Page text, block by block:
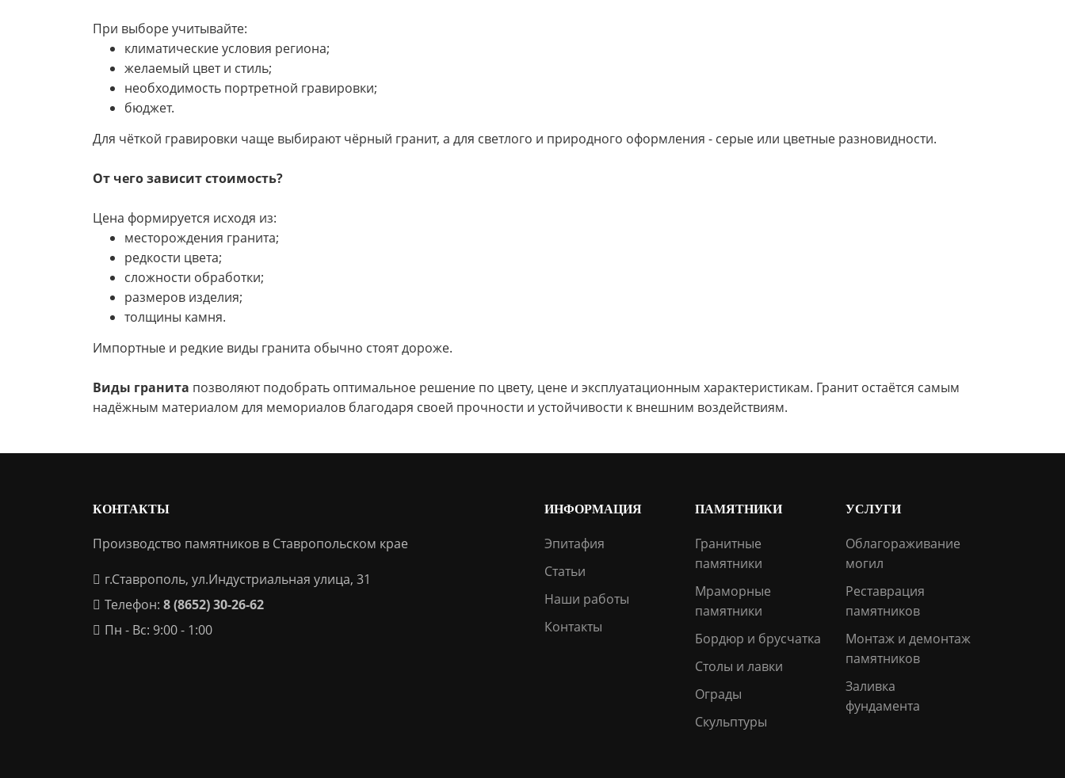
При выборе учитывайте:
климатические условия региона;
желаемый цвет и стиль;
необходимость портретной гравировки;
бюджет.
Для чёткой гравировки чаще выбирают чёрный гранит, а для светлого и природного оформления - серые или цветные разновидности.
От чего зависит стоимость?
Цена формируется исходя из:
месторождения гранита;
редкости цвета;
сложности обработки;
размеров изделия;
толщины камня.
Импортные и редкие виды гранита обычно стоят дороже.
Виды гранита позволяют подобрать оптимальное решение по цвету, цене и эксплуатационным характеристикам. Гранит остаётся самым
надёжным материалом для мемориалов благодаря своей прочности и устойчивости к внешним воздействиям.
КОНТАКТЫ
Производство памятников в Ставропольском крае
г.Ставрополь, ул.Индустриальная улица, 31
Телефон: 8 (8652) 30-26-62
Пн - Вс: 9:00 - 1:00
ИНФОРМАЦИЯ
Эпитафия
Статьи
Наши работы
Контакты
ПАМЯТНИКИ
Гранитные
памятники
Мраморные
памятники
Бордюр и брусчатка
Столы и лавки
Ограды
Скульптуры
УСЛУГИ
Облагораживание
могил
Реставрация
памятников
Монтаж и демонтаж
памятников
Заливка
фундамента